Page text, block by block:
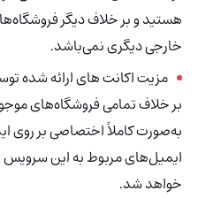
هستید و بر خلاف دیگر
خارجی دیگری نمی‌باشد.
مزیت اکانت های ارائه شده
بر خلاف تمامی فروشگاه‌های
به‌صورت کاملاً اختصاصی بر
ایمیل‌های مربوط به این
خواهد شد.